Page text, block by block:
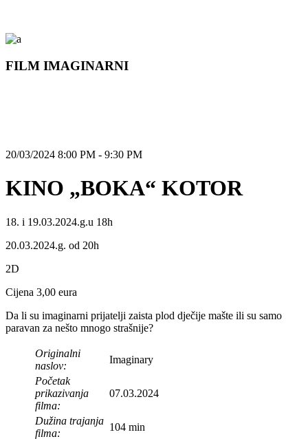
FILM IMAGINARNI
20/03/2024 8:00 PM - 9:30 PM
KINO „BOKA“ KOTOR
18. i 19.03.2024.g.u 18h
20.03.2024.g. od 20h
2D
Cijena 3,00 eura
Da li su imaginarni prijatelji zaista plod dječije mašte ili su samo
paravan za nešto mnogo strašnije?
Originalni
naslov:
Imaginary
Početak
prikazivanja
filma:
07.03.2024
Dužina trajanja
filma:
104 min